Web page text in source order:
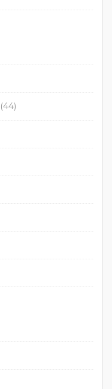
(44)